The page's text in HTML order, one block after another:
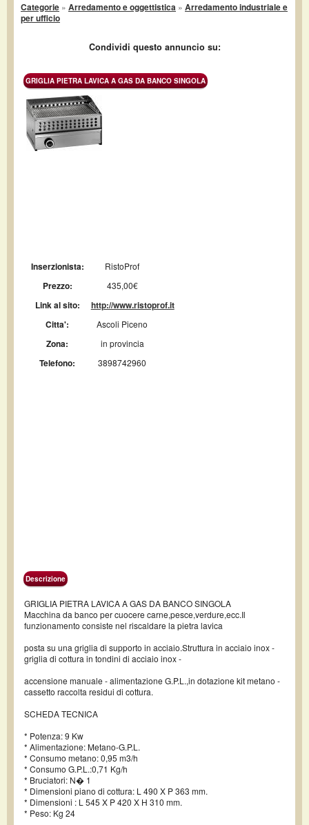
Categorie » Arredamento e oggettistica » Arredamento industriale e
per ufficio
Condividi questo annuncio su:
GRIGLIA PIETRA LAVICA A GAS DA BANCO SINGOLA
Inserzionista: RistoProf
Prezzo: 435,00€
Link al sito:
http://www.ristoprof.it
Citta':
Ascoli Piceno
Zona: in provincia
Telefono: 3898742960
Descrizione
GRIGLIA PIETRA LAVICA A GAS DA BANCO SINGOLA
Macchina da banco per cuocere carne,pesce,verdure,ecc.Il
funzionamento consiste nel riscaldare la pietra lavica
posta su una griglia di supporto in acciaio.Struttura in acciaio inox -
griglia di cottura in tondini di acciaio inox -
accensione manuale - alimentazione G.P.L.,in dotazione kit metano -
cassetto raccolta residui di cottura.
SCHEDA TECNICA
* Potenza: 9 Kw
* Alimentazione: Metano-G.P.L.
* Consumo metano: 0,95 m3/h
* Consumo G.P.L.:0,71 Kg/h
* Bruciatori: N� 1
* Dimensioni piano di cottura: L 490 X P 363 mm.
* Dimensioni : L 545 X P 420 X H 310 mm.
* Peso: Kg 24